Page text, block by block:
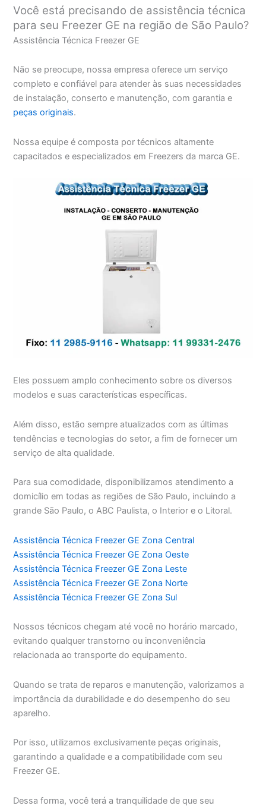
Você está precisando de assistência técnica
para seu Freezer GE na região de São Paulo?
Assistência Técnica Freezer GE
Não se preocupe, nossa empresa oferece um serviço
completo e confiável para atender às suas necessidades
de instalação, conserto e manutenção, com garantia e
peças originais.
Nossa equipe é composta por técnicos altamente
capacitados e especializados em Freezers da marca GE.
Eles possuem amplo conhecimento sobre os diversos
modelos e suas características específicas.
Além disso, estão sempre atualizados com as últimas
tendências e tecnologias do setor, a fim de fornecer um
serviço de alta qualidade.
Para sua comodidade, disponibilizamos atendimento a
domicílio em todas as regiões de São Paulo, incluindo a
grande São Paulo, o ABC Paulista, o Interior e o Litoral.
Assistência Técnica Freezer GE Zona Central
Assistência Técnica Freezer GE Zona Oeste
Assistência Técnica Freezer GE Zona Leste
Assistência Técnica Freezer GE Zona Norte
Assistência Técnica Freezer GE Zona Sul
Nossos técnicos chegam até você no horário marcado,
evitando qualquer transtorno ou inconveniência
relacionada ao transporte do equipamento.
Quando se trata de reparos e manutenção, valorizamos a
importância da durabilidade e do desempenho do seu
aparelho.
Por isso, utilizamos exclusivamente peças originais,
garantindo a qualidade e a compatibilidade com seu
Freezer GE.
Dessa forma, você terá a tranquilidade de que seu